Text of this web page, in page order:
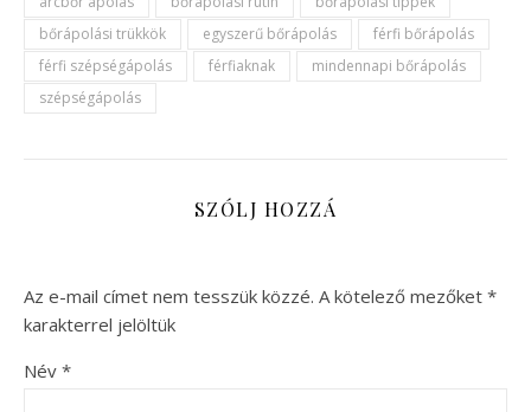
bőrápolási trükkök
egyszerű bőrápolás
férfi bőrápolás
férfi szépségápolás
férfiaknak
mindennapi bőrápolás
szépségápolás
SZÓLJ HOZZÁ
Az e-mail címet nem tesszük közzé. A kötelező mezőket *
karakterrel jelöltük
Név *